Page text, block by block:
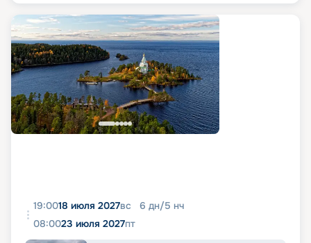
19:0018 июля 2027вс 6 дн/5 нч
08:0023 июля 2027пт